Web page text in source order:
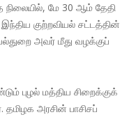
நிலையில், மே 30 ஆம் தேதி
குற்றவியல் சட்டத்தின்
அவர் மீது வழக்குப்
புழல் மத்திய சிறைக்குக்
அரசின் பாசிசப்